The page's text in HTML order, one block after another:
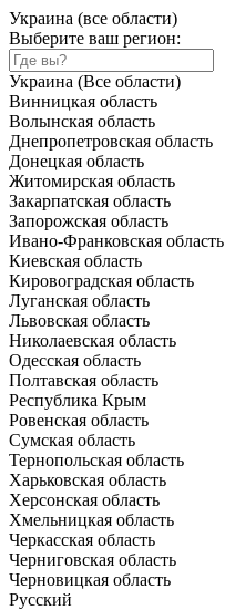
Украина (все области)
Выберите ваш регион:
Украина (Все области)
Винницкая область
Волынская область
Днепропетровская область
Донецкая область
Житомирская область
Закарпатская область
Запорожская область
Ивано-Франковская область
Киевская область
Кировоградская область
Луганская область
Львовская область
Николаевская область
Одесская область
Полтавская область
Республика Крым
Ровенская область
Сумская область
Тернопольская область
Харьковская область
Херсонская область
Хмельницкая область
Черкасская область
Черниговская область
Черновицкая область
Русский